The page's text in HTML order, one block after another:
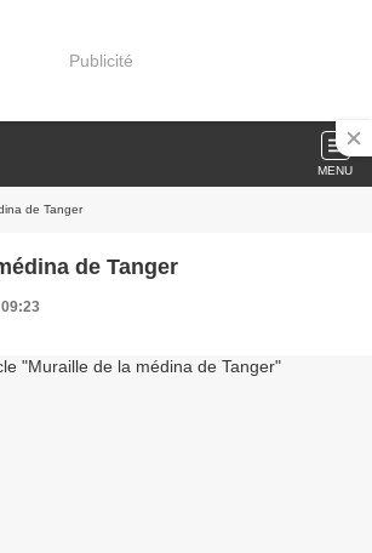
Publicité
MENU
de Tanger
de Tanger